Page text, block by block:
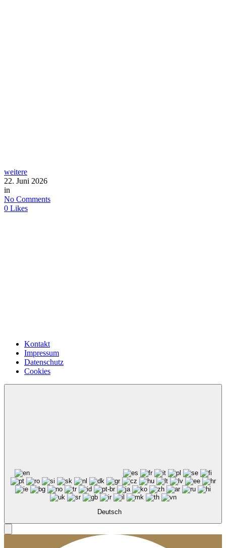
weitere
22. Juni 2026
in
No Comments
0 Likes
Kontakt
Impressum
Datenschutz
Cookies
Deutsch